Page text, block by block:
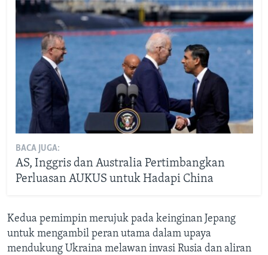
BACA JUGA:
AS, Inggris dan Australia Pertimbangkan
Perluasan AUKUS untuk Hadapi China
Kedua pemimpin merujuk pada keinginan Jepang
untuk mengambil peran utama dalam upaya
mendukung Ukraina melawan invasi Rusia dan aliran